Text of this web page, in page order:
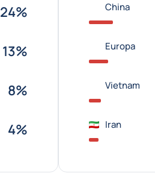
24%
13%
8%
4%
China
Europa
Vietnam
Iran